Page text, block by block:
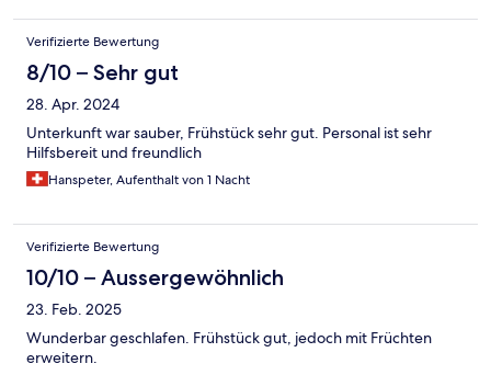
Verifizierte Bewertung
8/10 – Sehr gut
28. Apr. 2024
Unterkunft war sauber, Frühstück sehr gut. Personal ist sehr
Hilfsbereit und freundlich
Hanspeter, Aufenthalt von 1 Nacht
Verifizierte Bewertung
10/10 – Aussergewöhnlich
23. Feb. 2025
Wunderbar geschlafen. Frühstück gut, jedoch mit Früchten
erweitern.